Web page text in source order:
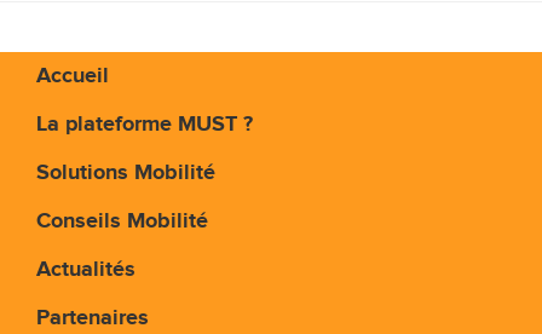
Accueil
La plateforme MUST ?
Solutions Mobilité
Conseils Mobilité
Actualités
Partenaires